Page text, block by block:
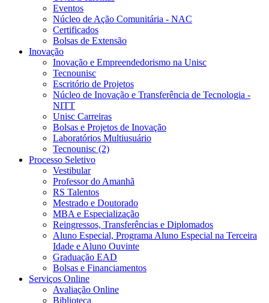
Eventos
Núcleo de Ação Comunitária - NAC
Certificados
Bolsas de Extensão
Inovação
Inovação e Empreendedorismo na Unisc
Tecnounisc
Escritório de Projetos
Núcleo de Inovação e Transferência de Tecnologia -
NITT
Unisc Carreiras
Bolsas e Projetos de Inovação
Laboratórios Multiusuário
Tecnounisc (2)
Processo Seletivo
Vestibular
Professor do Amanhã
RS Talentos
Mestrado e Doutorado
MBA e Especialização
Reingressos, Transferências e Diplomados
Aluno Especial, Programa Aluno Especial na Terceira
Idade e Aluno Ouvinte
Graduação EAD
Bolsas e Financiamentos
Serviços Online
Avaliação Online
Biblioteca